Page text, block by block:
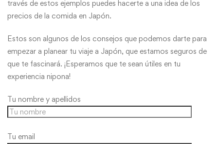
través de estos ejemplos puedes hacerte a una idea de los
precios de la comida en Japón.
Estos son algunos de los consejos que podemos darte para
empezar a planear tu viaje a Japón, que estamos seguros de
que te fascinará. ¡Esperamos que te sean útiles en tu
experiencia nipona!
Tu nombre y apellidos
Tu email